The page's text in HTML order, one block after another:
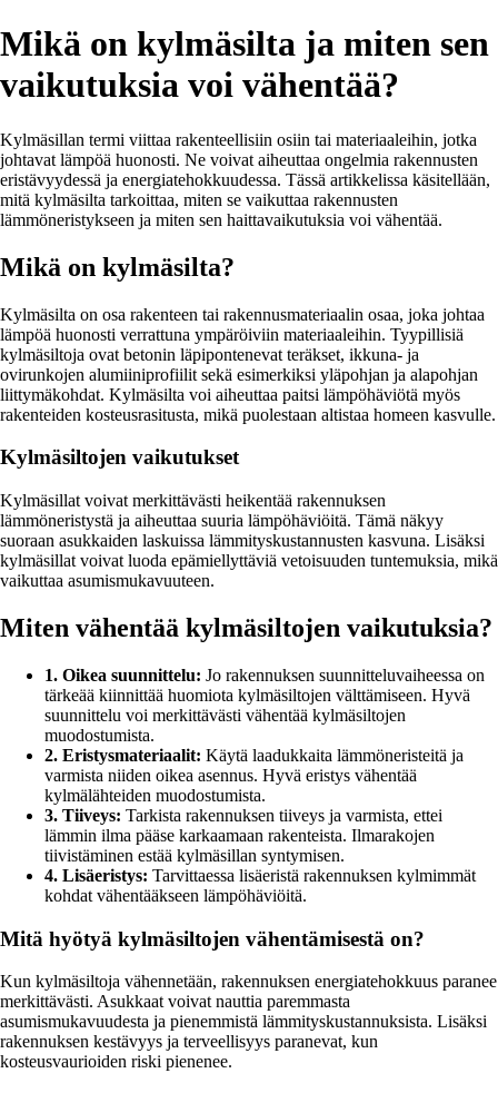
Mikä on kylmäsilta ja miten sen
vaikutuksia voi vähentää?
Kylmäsillan termi viittaa rakenteellisiin osiin tai materiaaleihin, jotka
johtavat lämpöä huonosti. Ne voivat aiheuttaa ongelmia rakennusten
eristävyydessä ja energiatehokkuudessa. Tässä artikkelissa käsitellään,
mitä kylmäsilta tarkoittaa, miten se vaikuttaa rakennusten
lämmöneristykseen ja miten sen haittavaikutuksia voi vähentää.
Mikä on kylmäsilta?
Kylmäsilta on osa rakenteen tai rakennusmateriaalin osaa, joka johtaa
lämpöä huonosti verrattuna ympäröiviin materiaaleihin. Tyypillisiä
kylmäsiltoja ovat betonin läpipontenevat teräkset, ikkuna- ja
ovirunkojen alumiiniprofiilit sekä esimerkiksi yläpohjan ja alapohjan
liittymäkohdat. Kylmäsilta voi aiheuttaa paitsi lämpöhäviötä myös
rakenteiden kosteusrasitusta, mikä puolestaan altistaa homeen kasvulle.
Kylmäsiltojen vaikutukset
Kylmäsillat voivat merkittävästi heikentää rakennuksen
lämmöneristystä ja aiheuttaa suuria lämpöhäviöitä. Tämä näkyy
suoraan asukkaiden laskuissa lämmityskustannusten kasvuna. Lisäksi
kylmäsillat voivat luoda epämiellyttäviä vetoisuuden tuntemuksia, mikä
vaikuttaa asumismukavuuteen.
Miten vähentää kylmäsiltojen vaikutuksia?
1. Oikea suunnittelu: Jo rakennuksen suunnitteluvaiheessa on
tärkeää kiinnittää huomiota kylmäsiltojen välttämiseen. Hyvä
suunnittelu voi merkittävästi vähentää kylmäsiltojen
muodostumista.
2. Eristysmateriaalit: Käytä laadukkaita lämmöneristeitä ja
varmista niiden oikea asennus. Hyvä eristys vähentää
kylmälähteiden muodostumista.
3. Tiiveys: Tarkista rakennuksen tiiveys ja varmista, ettei
lämmin ilma pääse karkaamaan rakenteista. Ilmarakojen
tiivistäminen estää kylmäsillan syntymisen.
4. Lisäeristys: Tarvittaessa lisäeristä rakennuksen kylmimmät
kohdat vähentääkseen lämpöhäviöitä.
Mitä hyötyä kylmäsiltojen vähentämisestä on?
Kun kylmäsiltoja vähennetään, rakennuksen energiatehokkuus paranee
merkittävästi. Asukkaat voivat nauttia paremmasta
asumismukavuudesta ja pienemmistä lämmityskustannuksista. Lisäksi
rakennuksen kestävyys ja terveellisyys paranevat, kun
kosteusvaurioiden riski pienenee.